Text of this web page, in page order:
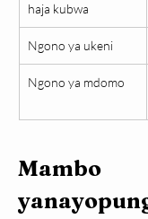
haja kubwa
Ngono ya ukeni
Ngono ya mdomo
Mambo